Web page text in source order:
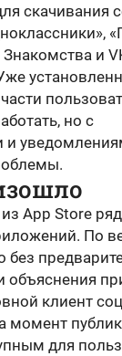
скачивания
и
но с
и
App Store ряд
По
без
объяснения
клиент
момент
для